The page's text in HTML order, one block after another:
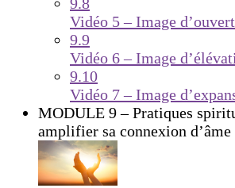
9.8
Vidéo 5 – Image
9.9
Vidéo 6 – Image
9.10
Vidéo 7 – Image
MODULE 9 – Pratiques
amplifier sa connexion d’âme